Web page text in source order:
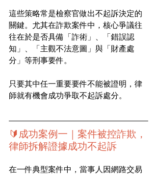
這些策略常是檢察官做出不起訴決定的
關鍵。尤其在詐欺案件中，核心爭議往
往在於是否具備「詐術」、「錯誤認
知」、「主觀不法意圖」與「財產處
分」等刑事要件。
只要其中任一重要要件不能被證明，律
師就有機會成功爭取不起訴處分。
🔰成功案例一｜案件被控詐欺，
律師拆解證據成功不起訴
在一件典型案件中，當事人因網路交易